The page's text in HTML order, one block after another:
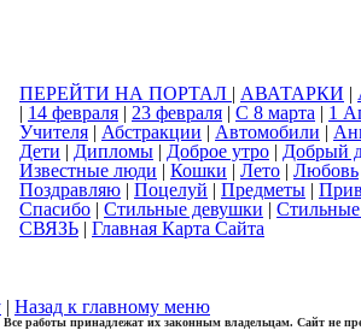
ПЕРЕЙТИ НА ПОРТАЛ | АВАТАРКИ |
| 14 февраля | 23 февраля | С 8 марта | 1
Учителя | Абстракции | Автомобили |
Дети | Дипломы | Доброе утро | Добрый
Известные люди | Кошки | Лето | Любовь
Поздравляю | Поцелуй | Предметы |
Спасибо | Стильные девушки |
СВЯЗЬ | Главная Карта Сайта
| Назад к главному меню
работы принадлежат их законным владельцам. Сайт не